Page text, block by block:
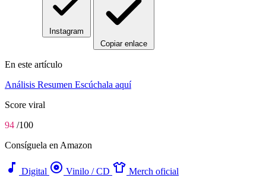
Instagram
Copiar enlace
En este artículo
Análisis Resumen Escúchala aquí
Score viral
94 /100
Consíguela en Amazon
music_note Digital album Vinilo / CD apparel Merch oficial